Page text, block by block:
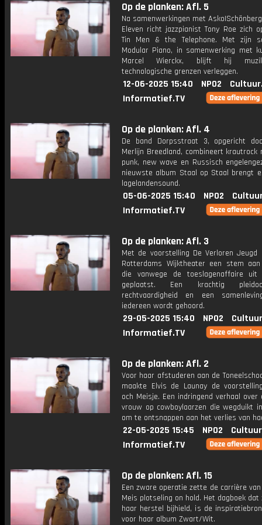
Op de planken: Afl. 5
Na samenwerkingen met
Eleven richt jazzpianist Tony Roe zich
Tin Men & the Telephone. Met zijn
Modular Piano, in samenwerking met
Marcel Wierckx, blijft hij
technologische grenzen verleggen.
12-06-2025 15:40 NPO2
Informatief.TV
Op de planken: Afl. 4
De band Dorpsstraat 3, opgericht
Merlijn Breedland, combineert krautrock
punk, new wave en Russisch
nieuwste album Staal op Staal brengt
lagelandensound.
05-06-2025 15:40 NPO2
Informatief.TV
Op de planken: Afl. 3
Met de voorstelling De Verloren
Rotterdams Wijktheater een stem
die vanwege de toeslagenaffaire
geplaatst. Een krachtig
rechtvaardigheid en een
iedereen wordt gehoord.
29-05-2025 15:40 NPO2
Informatief.TV
Op de planken: Afl. 2
Voor haar afstuderen aan de
maakte Elvis de Launay de
och Meisje. Een indringend verhaal over
vrouw op cowboylaarzen die wegduikt
om te ontsnappen aan het verlies van
22-05-2025 15:45 NPO2
Informatief.TV
Op de planken: Afl. 15
Een zware operatie zette de carrière
Meis plotseling on hold. Het dagboek
haar herstel bijhield, is de
voor haar album Zwart/Wit.